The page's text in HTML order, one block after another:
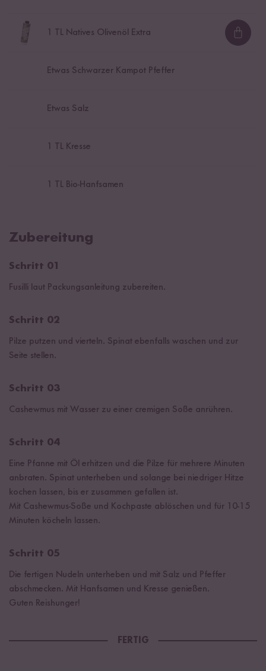
TL Natives Olivenöl Extra
Etwas Schwarzer Kampot Pfeffer
Etwas Salz
1 TL Kresse
1 TL Bio-Hanfsamen
Zubereitung
Schritt 01
Fusilli laut Packungsanleitung zubereiten.
Schritt 02
Pilze putzen und vierteln. Spinat ebenfalls waschen und zur
Seite stellen.
Schritt 03
Cashewmus mit Wasser zu einer cremigen Soße anrühren.
Schritt 04
Eine Pfanne mit Öl erhitzen und die Pilze für mehrere Minuten
anbraten. Spinat unterheben und solange bei niedriger Hitze
kochen lassen, bis er zusammen gefallen ist.
Mit Cashewmus-Soße und Kochpaste ablöschen und für 10-15
Minuten köcheln lassen.
Schritt 05
Die fertigen Nudeln unterheben und mit Salz und Pfeffer
abschmecken. Mit Hanfsamen und Kresse genießen.
Guten Reishunger!
FERTIG